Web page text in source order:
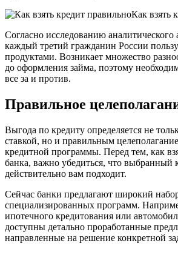
Как взять
Согласно исследованию
каждый третий гражданин России
продуктами. Возникает множество
до оформления займа, поэтому
все за и против.
Правильное
Выгода по кредиту определяется не
ставкой, но и правильным
кредитной программы. Перед тем, как
банка, важно убедиться, что выбранный
действительно вам подходит.
Сейчас банки предлагают широкий
специализированных программ.
ипотечного кредитования или
доступны детально проработанные
направленные на решение конкретной